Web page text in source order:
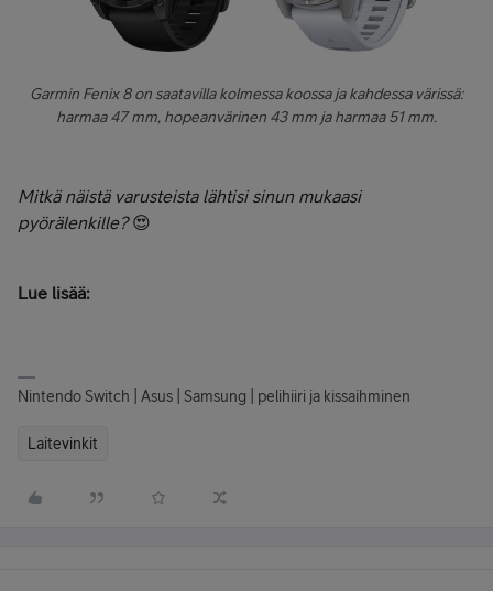
Garmin Fenix 8 on saatavilla kolmessa koossa ja kahdessa värissä:
harmaa 47 mm, hopeanvärinen 43 mm ja harmaa 51 mm.
Mitkä näistä varusteista lähtisi sinun mukaasi
pyörälenkille?😍
Lue lisää:
Nintendo Switch | Asus | Samsung | pelihiiri ja kissaihminen
Laitevinkit